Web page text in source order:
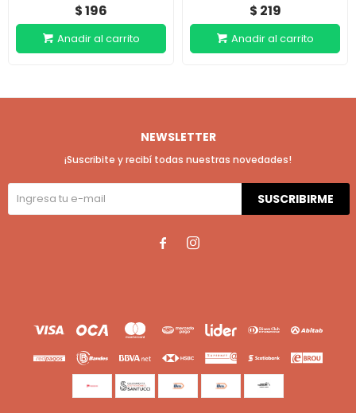
$196 $ 219
NEWSLETTER
¡Suscribite y recibí todas nuestras novedades!
SUSCRIBIRME
 